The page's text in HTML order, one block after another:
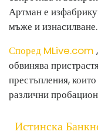
Артман е
мъже и изнасилване.
Според MLive.com
обвинява
престъпления,
различни
Истинска